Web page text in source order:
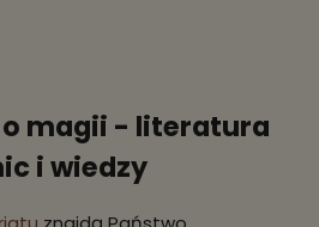
magii - literatura
i wiedzy